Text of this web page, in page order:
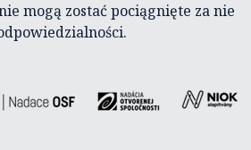
mogą zostać pociągnięte za nie